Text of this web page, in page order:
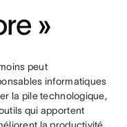
»
peut
informatiques
la pile technologique,
qui apportent